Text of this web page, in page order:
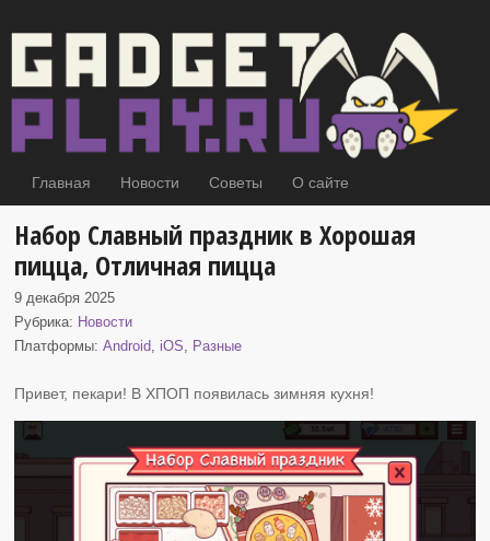
Главная Новости Советы О сайте
Набор Славный праздник в Хорошая
пицца, Отличная пицца
9 декабря 2025
Рубрика: Новости
Платформы:Android, iOS, Разные
Привет, пекари! В ХПОП появилась зимняя кухня!